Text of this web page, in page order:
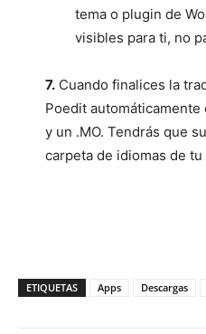
tema o plugin de
visibles para ti, no
7. Cuando finalices la
Poedit automáticamente
y un .MO. Tendrás que
carpeta de idiomas de
ETIQUETAS Apps Descargas